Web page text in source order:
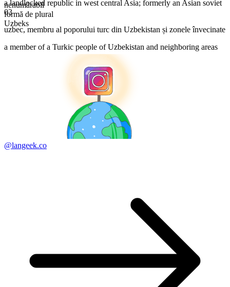
nenumărabil
formă de plural
Uzbeks
a landlocked republic in west central Asia; formerly an Asian soviet
03
uzbec, membru al poporului turc din Uzbekistan și zonele învecinate
a member of a Turkic people of Uzbekistan and neighboring areas
@langeek.co